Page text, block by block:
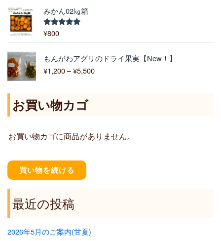
0
–
¥
みかん02㎏箱
5段階中
¥800
もんがわアグリのドライ果実【New！】
¥1,200 –¥5,500
格
帯
0
お買い物カゴ
お買い物カゴに商品がありません。
買い物を続ける
最近の投稿
2026年5月のご案内(甘夏)